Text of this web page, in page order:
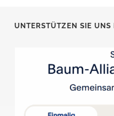
UNTERSTÜTZEN SIE UNS